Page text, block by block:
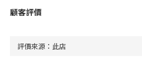
顧客評價